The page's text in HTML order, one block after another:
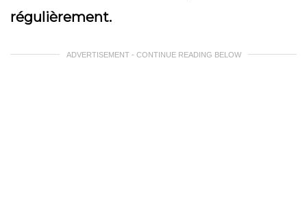
régulièrement.
ADVERTISEMENT - CONTINUE READING BELOW